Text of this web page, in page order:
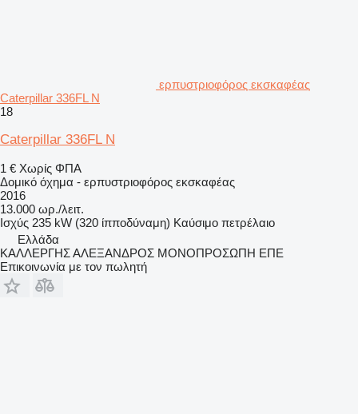
ερπυστριοφόρος εκσκαφέας
Caterpillar 336FL N
18
Caterpillar 336FL N
1 € Χωρίς ΦΠΑ
Δομικό όχημα - ερπυστριοφόρος εκσκαφέας
2016
13.000 ωρ./λειτ.
Ισχύς 235 kW (320 ίπποδύναμη) Καύσιμο πετρέλαιο
Ελλάδα
ΚΑΛΛΕΡΓΗΣ ΑΛΕΞΑΝΔΡΟΣ ΜΟΝΟΠΡΟΣΩΠΗ ΕΠΕ
Επικοινωνία με τον πωλητή